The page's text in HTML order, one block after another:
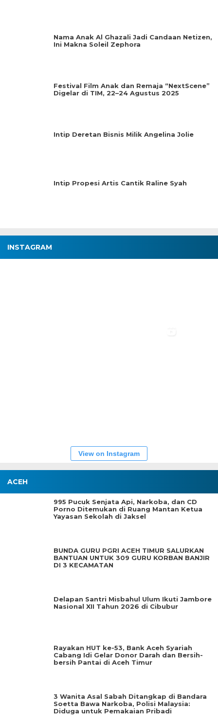
Nama Anak Al Ghazali Jadi Candaan Netizen,
Ini Makna Soleil Zephora
Festival Film Anak dan Remaja “NextScene”
Digelar di TIM, 22–24 Agustus 2025
Intip Deretan Bisnis Milik Angelina Jolie
Intip Propesi Artis Cantik Raline Syah
INSTAGRAM
View on Instagram
ACEH
995 Pucuk Senjata Api, Narkoba, dan CD
Porno Ditemukan di Ruang Mantan Ketua
Yayasan Sekolah di Jaksel
BUNDA GURU PGRI ACEH TIMUR SALURKAN
BANTUAN UNTUK 309 GURU KORBAN BANJIR
DI 3 KECAMATAN
Delapan Santri Misbahul Ulum Ikuti Jambore
Nasional XII Tahun 2026 di Cibubur
Rayakan HUT ke-53, Bank Aceh Syariah
Cabang Idi Gelar Donor Darah dan Bersih-
bersih Pantai di Aceh Timur
3 Wanita Asal Sabah Ditangkap di Bandara
Soetta Bawa Narkoba, Polisi Malaysia:
Diduga untuk Pemakaian Pribadi